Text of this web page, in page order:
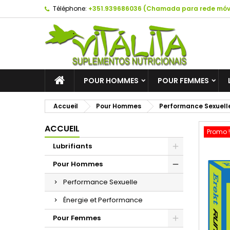
Téléphone: +351.939686036 (Chamada para rede
POUR HOMMES POUR FEMMES
Accueil Pour Hommes Performance
ACCUEIL
Lubrifiants
Pour Hommes
Performance Sexuelle
Énergie et Performance
Pour Femmes
Promo !